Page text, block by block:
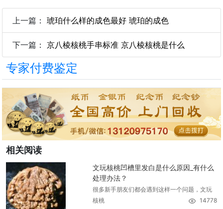
上一篇： 琥珀什么样的成色最好 琥珀的成色
下一篇： 京八棱核桃手串标准 京八棱核桃是什么
专家付费鉴定
相关阅读
文玩核桃凹槽里发白是什么原因_有什么
处理办法？
很多新手朋友们都会遇到这样一个问题，文玩
核桃
14778